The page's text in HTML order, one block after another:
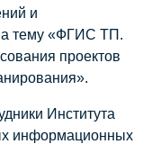
и
тему «ФГИС ТП.
проектов
Института
информационных